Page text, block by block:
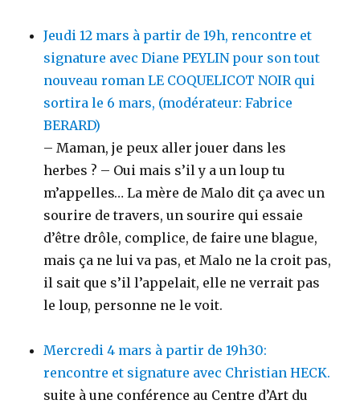
Jeudi 12 mars à partir de 19h, rencontre et
signature avec Diane PEYLIN pour son tout
nouveau roman LE COQUELICOT NOIR qui
sortira le 6 mars, (modérateur: Fabrice
BERARD)
– Maman, je peux aller jouer dans les
herbes ? – Oui mais s’il y a un loup tu
m’appelles… La mère de Malo dit ça avec un
sourire de travers, un sourire qui essaie
d’être drôle, complice, de faire une blague,
mais ça ne lui va pas, et Malo ne la croit pas,
il sait que s’il l’appelait, elle ne verrait pas
le loup, personne ne le voit.
Mercredi 4 mars à partir de 19h30:
rencontre et signature avec Christian HECK.
suite à une conférence au Centre d’Art du